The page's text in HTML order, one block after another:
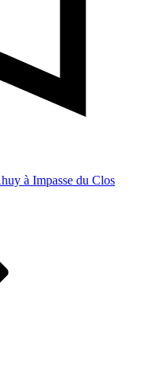
à Impasse du Clos